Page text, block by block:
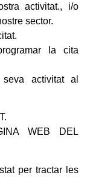
activitat., i/o
sector.
la cita
seva activitat al
WEB DEL
per tractar les